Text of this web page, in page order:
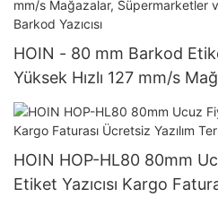
HOIN - 80 mm Barkod
Yüksek Hızlı 127 mm/s
ve Depolar İçin Termal
HOIN HOP-HL80 80mm
Etiket Yazıcısı Kargo